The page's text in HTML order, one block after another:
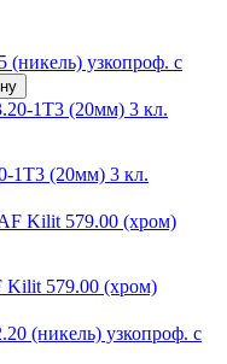
узкопроф. с
1T3 (20мм) 3 кл.
Kilit 579.00 (хром)